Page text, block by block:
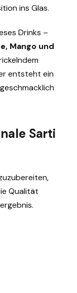
ins Glas.
Drinks –
Mango und
entsteht ein
Sarti
Qualität